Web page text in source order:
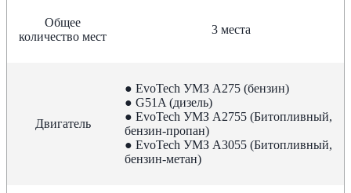
Общее
количество мест
3 места
Двигатель
● EvoTech УМЗ A275 (бензин)
● G51A (дизель)
● EvoTech УМЗ А2755 (Битопливный,
бензин-пропан)
● EvoTech УМЗ А3055 (Битопливный,
бензин-метан)